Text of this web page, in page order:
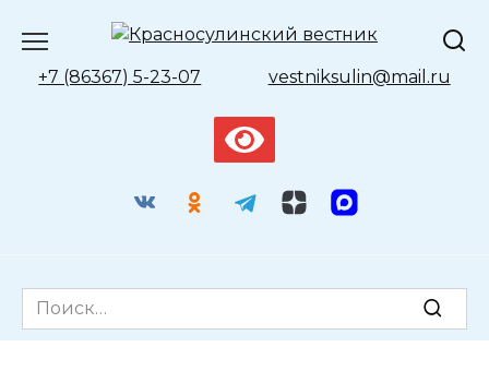
содержанию
+7 (86367) 5-23-07 vestniksulin@mail.ru
Search
for: